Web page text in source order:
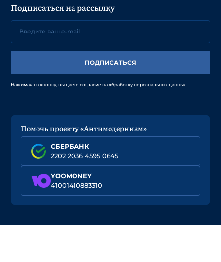
Подписаться на рассылку
ПОДПИСАТЬСЯ
Нажимая на кнопку, вы даете согласие на обработку персональных данных
Помочь проекту «Антимодернизм»
СБЕРБАНК
2202 2036 4595 0645
YOOMONEY
41001410883310